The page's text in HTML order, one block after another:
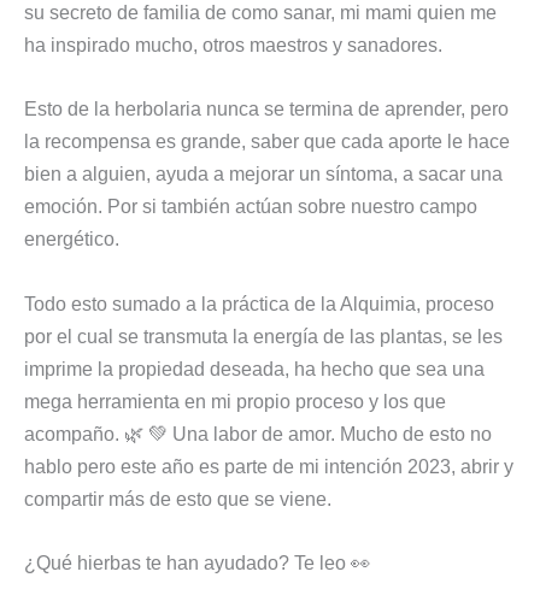
su secreto de familia de como sanar, mi mami quien me
ha inspirado mucho, otros maestros y sanadores.
Esto de la herbolaria nunca se termina de aprender, pero
la recompensa es grande, saber que cada aporte le hace
bien a alguien, ayuda a mejorar un síntoma, a sacar una
emoción. Por si también actúan sobre nuestro campo
energético.
Todo esto sumado a la práctica de la Alquimia, proceso
por el cual se transmuta la energía de las plantas, se les
imprime la propiedad deseada, ha hecho que sea una
mega herramienta en mi propio proceso y los que
acompaño. 🌿 💚 Una labor de amor. Mucho de esto no
hablo pero este año es parte de mi intención 2023, abrir y
compartir más de esto que se viene.
¿Qué hierbas te han ayudado? Te leo 👀